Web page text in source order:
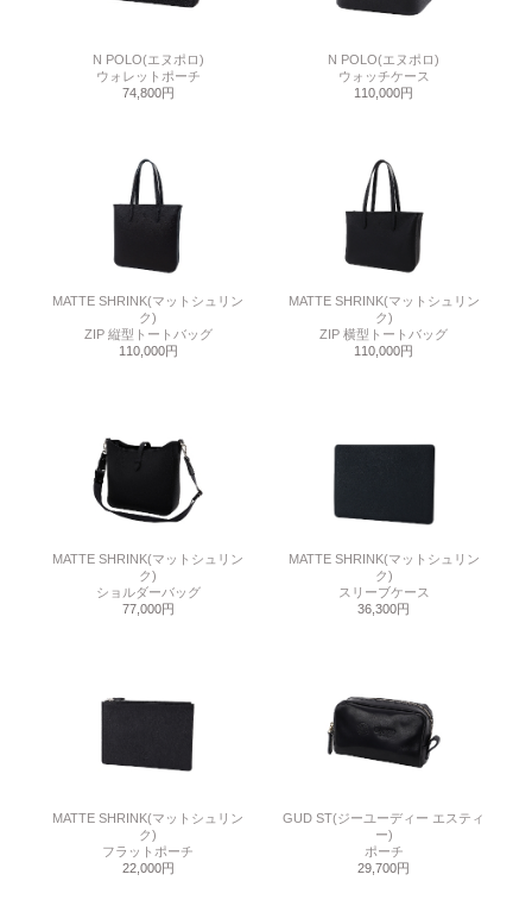
N POLO(エヌポロ)
ウォレットポーチ
74,800円
N POLO(エヌポロ)
ウォッチケース
110,000円
MATTE SHRINK(マットシュリン
ク)
ZIP 縦型トートバッグ
110,000円
MATTE SHRINK(マットシュリン
ク)
ZIP 横型トートバッグ
110,000円
MATTE SHRINK(マットシュリン
ク)
ショルダーバッグ
77,000円
MATTE SHRINK(マットシュリン
ク)
スリーブケース
36,300円
MATTE SHRINK(マットシュリン
ク)
フラットポーチ
22,000円
GUD ST(ジーユーディー エスティ
ー)
ポーチ
29,700円